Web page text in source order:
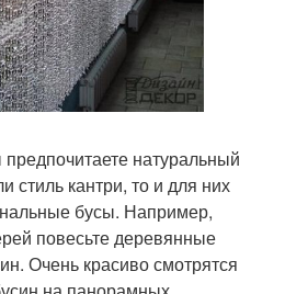
натуральный
стиль кантри, то и для них
бусы. Например,
повесьте деревянные
Очень красиво смотрятся